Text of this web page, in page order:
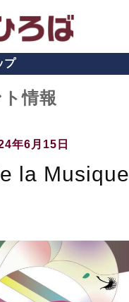
プ
情報
年6月15日
la